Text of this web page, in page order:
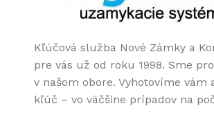
Kľúčová služba Nové Zámky a
pre vás už od roku 1998. Sme
v našom obore. Vyhotovíme vám
kľúč – vo väčšine prípadov na